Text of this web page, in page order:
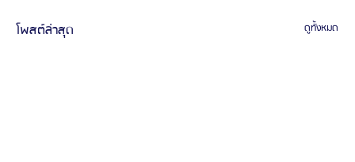
โพสต์ล่าสุด ดูทั้งหมด